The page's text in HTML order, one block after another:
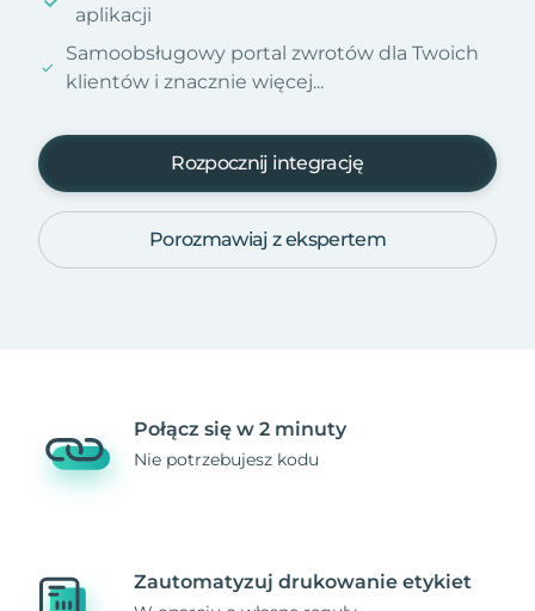
aplikacji
Samoobsługowy portal zwrotów dla Twoich
klientów i znacznie więcej...
Rozpocznij integrację
Porozmawiaj z ekspertem
Połącz się w 2 minuty
Nie potrzebujesz kodu
Zautomatyzuj drukowanie etykiet